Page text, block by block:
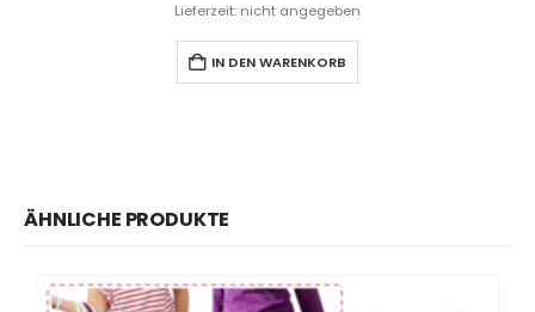
Lieferzeit: nicht angegeben
IN DEN WARENKORB
ÄHNLICHE PRODUKTE